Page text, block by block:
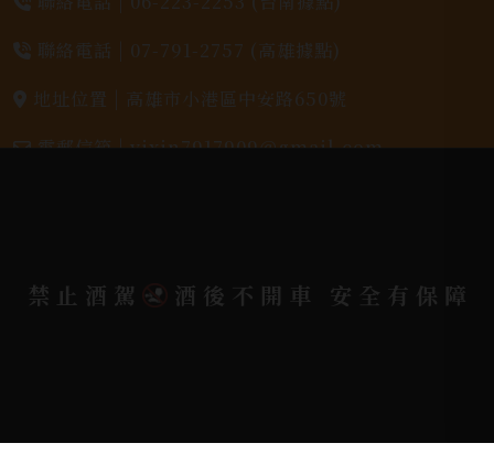
聯絡電話 | 07-791-2757 (高雄據點)
地址位置 | 高雄市小港區中安路650號
電郵信箱 |yixin7917909@gmail.com
2026. All rights reserved.
Designed By
Bondlink
禁止酒駕 酒後不開車 安全有保障